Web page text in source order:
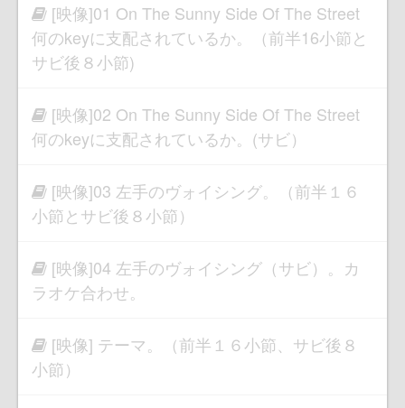
[映像]01 On The Sunny Side Of The Street
何のkeyに支配されているか。（前半16小節と
サビ後８小節)
[映像]02 On The Sunny Side Of The Street
何のkeyに支配されているか。(サビ）
[映像]03 左手のヴォイシング。（前半１６
小節とサビ後８小節）
[映像]04 左手のヴォイシング（サビ）。カ
ラオケ合わせ。
[映像] テーマ。（前半１６小節、サビ後８
小節）